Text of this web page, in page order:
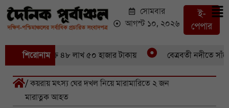
সোমবার
আগস্ট ১০, ২০২৬
ই-
পেপার
শিরোনাম
মণ ইলিশবিক্রি ৪৮ লাখ ৫০ হাজার টাকায় বেত্রবতী নদীতে সাঁকো
/ কয়রায় মৎস্য ঘের দখল নিয়ে মারামারিতে ২ জন
মারাত্নক আহত